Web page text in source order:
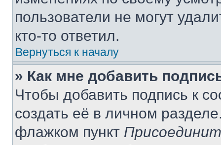
пользователи не могут
кто-то ответил.
Вернуться к началу
» Как мне добавить
Чтобы добавить подпись к
создать её в личном
флажком пункт